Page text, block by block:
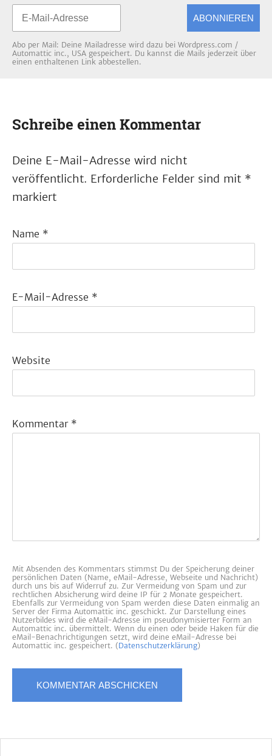
ABONNIEREN
Abo per Mail: Deine Mailadresse wird dazu bei Wordpress.com /
Automattic inc., USA gespeichert. Du kannst die Mails jederzeit über
einen enthaltenen Link abbestellen.
Schreibe einen Kommentar
Deine E-Mail-Adresse wird nicht
veröffentlicht. Erforderliche Felder sind mit *
markiert
Name *
E-Mail-Adresse *
Website
Kommentar *
Mit Absenden des Kommentars stimmst Du der Speicherung deiner
persönlichen Daten (Name, eMail-Adresse, Webseite und Nachricht)
durch uns bis auf Widerruf zu. Zur Vermeidung von Spam und zur
rechtlichen Absicherung wird deine IP für 2 Monate gespeichert.
Ebenfalls zur Vermeidung von Spam werden diese Daten einmalig an
Server der Firma Automattic inc. geschickt. Zur Darstellung eines
Nutzerbildes wird die eMail-Adresse im pseudonymisierter Form an
Automattic inc. übermittelt. Wenn du einen oder beide Haken für die
eMail-Benachrichtigungen setzt, wird deine eMail-Adresse bei
Automattic inc. gespeichert. (Datenschutzerklärung)